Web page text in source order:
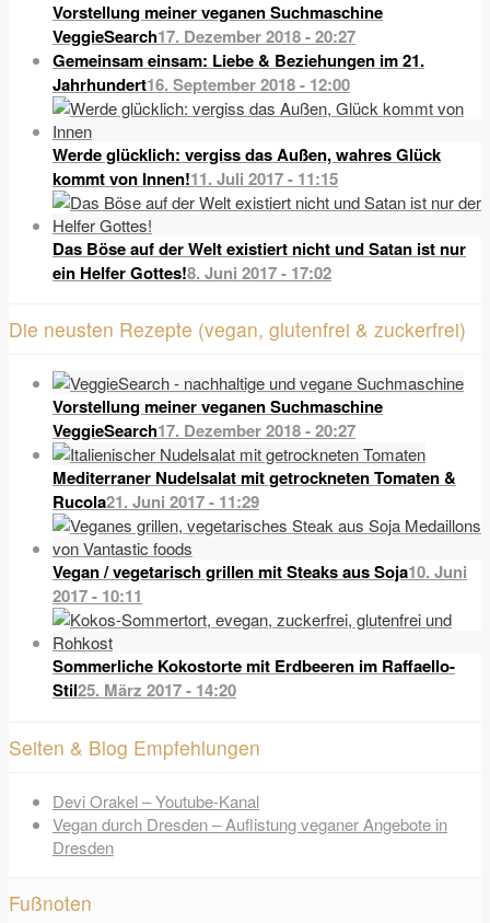
Vorstellung meiner veganen Suchmaschine
VeggieSearch17. Dezember 2018 - 20:27
Gemeinsam einsam: Liebe & Beziehungen im 21.
Jahrhundert16. September 2018 - 12:00
Werde glücklich: vergiss das Außen, wahres Glück
kommt von Innen!11. Juli 2017 - 11:15
Das Böse auf der Welt existiert nicht und Satan ist nur
ein Helfer Gottes!8. Juni 2017 - 17:02
Die neusten Rezepte (vegan, glutenfrei & zuckerfrei)
Vorstellung meiner veganen Suchmaschine
VeggieSearch17. Dezember 2018 - 20:27
Mediterraner Nudelsalat mit getrockneten Tomaten &
Rucola21. Juni 2017 - 11:29
Vegan / vegetarisch grillen mit Steaks aus Soja10. Juni
2017 - 10:11
Sommerliche Kokostorte mit Erdbeeren im Raffaello-
Stil25. März 2017 - 14:20
Seiten & Blog Empfehlungen
Devi Orakel – Youtube-Kanal
Vegan durch Dresden – Auflistung veganer Angebote in
Dresden
Fußnoten